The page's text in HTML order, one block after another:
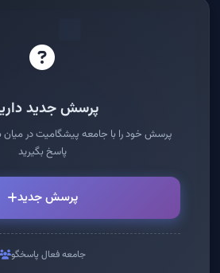
پرسش جدید
پرسش خود را با جامعه پیشگامیت در میان
پاسخ بگیرید
پرسش جدید
جامعه فعال پاسخگو